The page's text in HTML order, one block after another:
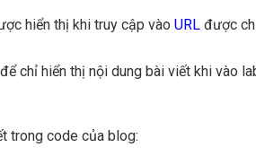
hiển thị khi truy cập vào URL được
chỉ hiển thị nội dung bài viết khi vào
trong code của blog: